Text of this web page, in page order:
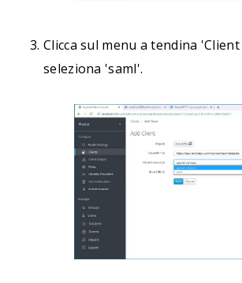
Clicca sul menu a tendina
seleziona 'saml'.